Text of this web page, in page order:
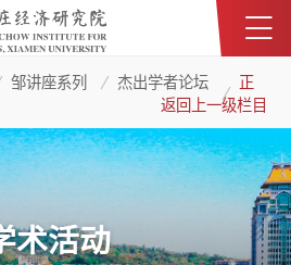
邹讲座系列 杰出学者论坛
正
返回上一级栏目
术活动